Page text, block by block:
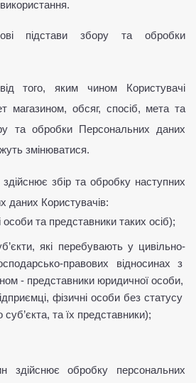
підстави збору та обробки
того, яким чином Користувачі
магазином, обсяг, спосіб, мета та
та обробки Персональних даних
змінюватися.
збір та обробку наступних
даних Користувачів:
особи та представники таких осіб);
які перебувають у цивільно-
правових відносинах з
- представники юридичної особи,
фізичні особи без статусу
та їх представники);
здійснює обробку персональних